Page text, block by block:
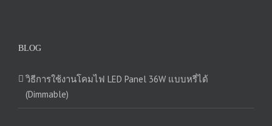
BLOG
วิธีการใช้งานโคมไฟ LED Panel 36W แบบหรี่ได้
(Dimmable)